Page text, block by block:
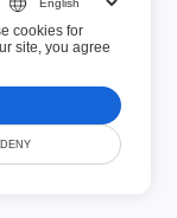
cookies for
site, you agree
DENY